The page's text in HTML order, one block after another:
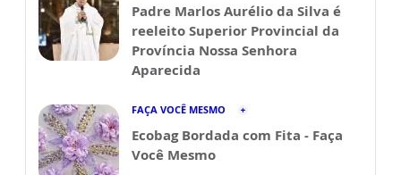
Padre Marlos Aurélio da Silva é
reeleito Superior Provincial da
Província Nossa Senhora
Aparecida
FAÇA VOCÊ MESMO
Ecobag Bordada com Fita - Faça
Você Mesmo